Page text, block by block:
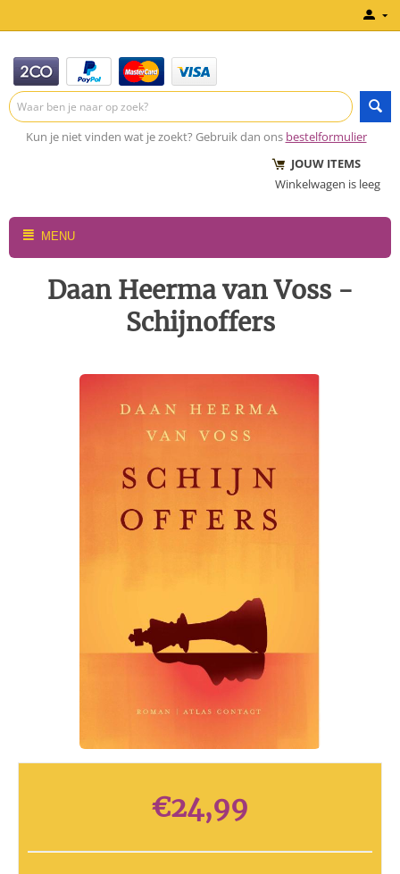
Kun je niet vinden wat je zoekt? Gebruik dan ons bestelformulier
JOUW ITEMS
Winkelwagen is leeg
MENU
Daan Heerma van Voss -
Schijnoffers
€24,99